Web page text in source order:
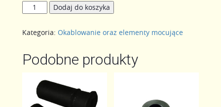
ilość
Kabel
Dodaj do koszyka
Kategoria: Okablowanie oraz elementy mocujące
Podobne produkty